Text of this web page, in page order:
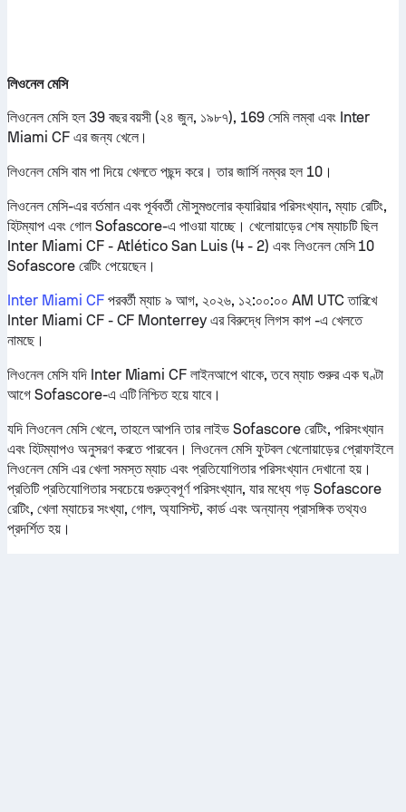
লিওনেল মেসি
লিওনেল মেসি হল 39 বছর বয়সী (২৪ জুন, ১৯৮৭), 169 সেমি লম্বা এবং Inter
Miami CF এর জন্য খেলে।
লিওনেল মেসি বাম পা দিয়ে খেলতে পছন্দ করে। তার জার্সি নম্বর হল 10।
লিওনেল মেসি-এর বর্তমান এবং পূর্ববর্তী মৌসুমগুলোর ক্যারিয়ার পরিসংখ্যান, ম্যাচ রেটিং,
হিটম্যাপ এবং গোল Sofascore-এ পাওয়া যাচ্ছে। খেলোয়াড়ের শেষ ম্যাচটি ছিল
Inter Miami CF - Atlético San Luis (4 - 2) এবং লিওনেল মেসি 10
Sofascore রেটিং পেয়েছেন।
Inter Miami CFপরবর্তী ম্যাচ ৯ আগ, ২০২৬, ১২:০০:০০ AM UTC তারিখে
Inter Miami CF - CF Monterrey এর বিরুদ্ধে লিগস কাপ -এ খেলতে
নামছে।
লিওনেল মেসি যদি Inter Miami CF লাইনআপে থাকে, তবে ম্যাচ শুরুর এক ঘণ্টা
আগে Sofascore-এ এটি নিশ্চিত হয়ে যাবে।
যদি লিওনেল মেসি খেলে, তাহলে আপনি তার লাইভ Sofascore রেটিং, পরিসংখ্যান
এবং হিটম্যাপও অনুসরণ করতে পারবেন। লিওনেল মেসি ফুটবল খেলোয়াড়ের প্রোফাইলে
লিওনেল মেসি এর খেলা সমস্ত ম্যাচ এবং প্রতিযোগিতার পরিসংখ্যান দেখানো হয়।
প্রতিটি প্রতিযোগিতার সবচেয়ে গুরুত্বপূর্ণ পরিসংখ্যান, যার মধ্যে গড় Sofascore
রেটিং, খেলা ম্যাচের সংখ্যা, গোল, অ্যাসিস্ট, কার্ড এবং অন্যান্য প্রাসঙ্গিক তথ্যও
প্রদর্শিত হয়।